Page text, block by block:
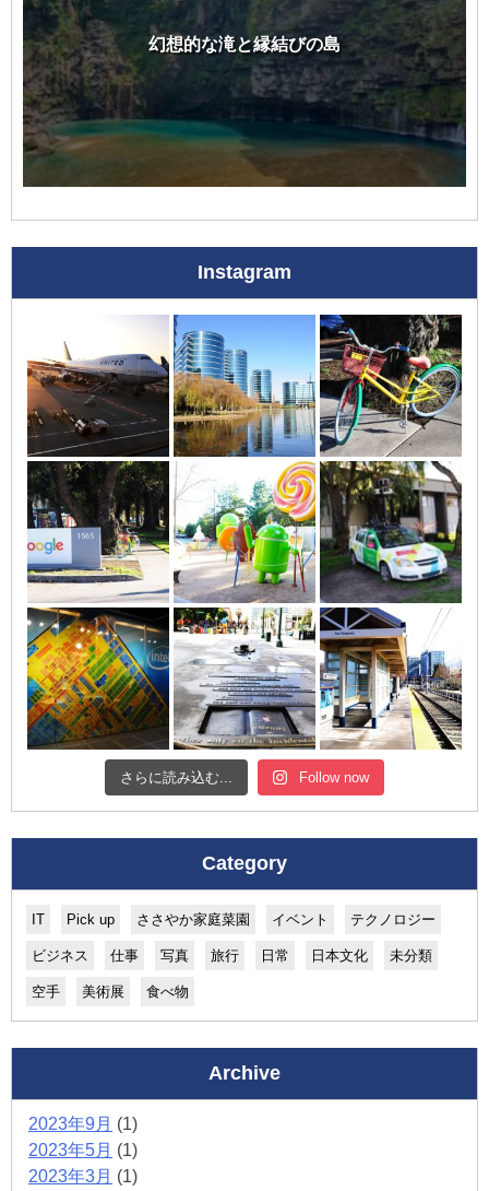
幻想的な滝と縁結びの島
Instagram
さらに読み込む... Follow now
Category
IT Pick up ささやか家庭菜園 イベント テクノロジー
ビジネス 仕事 写真 旅行 日常 日本文化 未分類
空手 美術展 食べ物
Archive
2023年9月 (1)
2023年5月 (1)
2023年3月 (1)